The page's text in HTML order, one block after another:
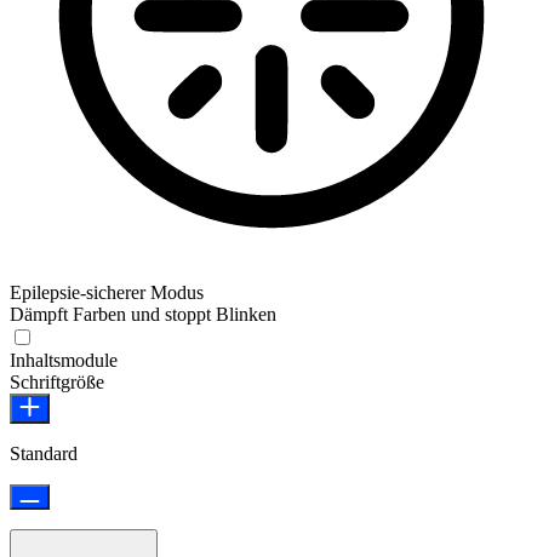
Epilepsie-sicherer Modus
Dämpft Farben und stoppt Blinken
Inhaltsmodule
Schriftgröße
Standard